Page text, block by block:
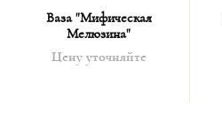
Ваза "Мифическая
Мелюзина"
Цену уточняйте